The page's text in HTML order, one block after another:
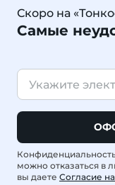
Скоро на
Самые
можно отказаться в
вы даете Согласие